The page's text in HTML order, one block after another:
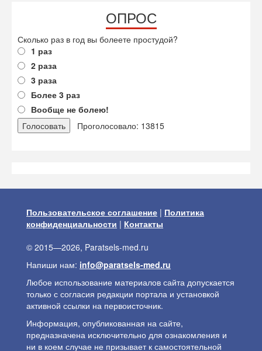
ОПРОС
Сколько раз в год вы болеете простудой?
1 раз
2 раза
3 раза
Более 3 раз
Вообще не болею!
Проголосовало: 13815
Пользовательское соглашение | Политика
конфиденциальности | Контакты
© 2015—2026, Paratsels-med.ru
Напиши нам: info@paratsels-med.ru
Любое использование материалов сайта допускается
только с согласия редакции портала и установкой
активной ссылки на первоисточник.
Информация, опубликованная на сайте,
предназначена исключительно для ознакомления и
ни в коем случае не призывает к самостоятельной